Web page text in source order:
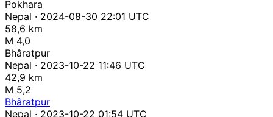
Pokhara
Nepal · 2024-08-30 22:01 UTC
58,6 km
M 4,0
Bhâratpur
Nepal · 2023-10-22 11:46 UTC
42,9 km
M 5,2
Bhâratpur
Nepal · 2023-10-22 01:54 UTC